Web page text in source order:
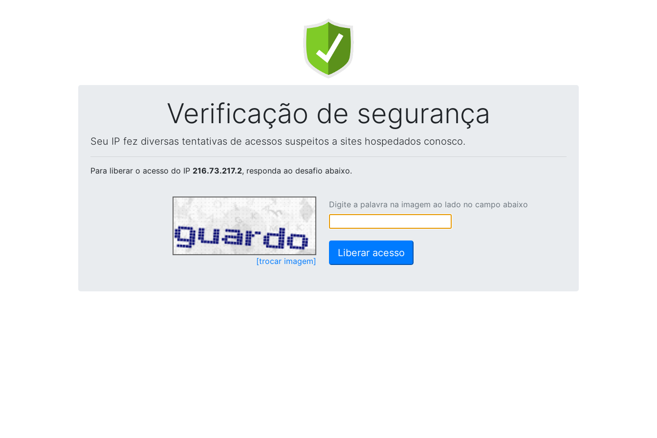
Verificação de segurança
Seu IP fez diversas tentativas de acessos suspeitos a sites hospedados conosco.
Para liberar o acesso do IP 216.73.217.2, responda ao desafio abaixo.
[trocar imagem]
Digite a palavra na imagem ao lado no campo abaixo